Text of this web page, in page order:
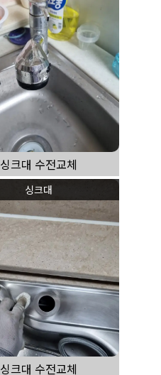
싱크대 수전교체
싱크대
싱크대 수전교체